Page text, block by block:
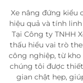
Xe nâng đứng kiểu
hiệu quả và tính
Tại Công ty TNHH
thấu hiểu vai trò
công nghiệp, từ kho
chúng tôi được
gian chật hẹp,